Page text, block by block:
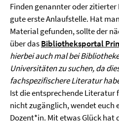
Finden genannter oder
gute erste Anlaufstelle. Hat
Material gefunden, sollte der
über dasBibliotheksportal
hierbei auch mal bei
Universitäten zu suchen, da
fachspezifischere Literatur
Ist die entsprechende Literatur
nicht zugänglich, wendet euch
Dozent*in. Mit etwas Glück hat